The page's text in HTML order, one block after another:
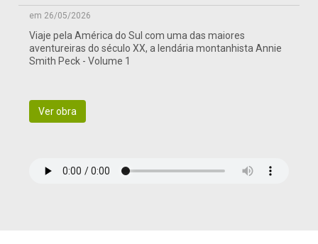
em 26/05/2026
Viaje pela América do Sul com uma das maiores
aventureiras do século XX, a lendária montanhista Annie
Smith Peck - Volume 1
Ver obra